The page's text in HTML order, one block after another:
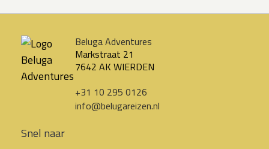
Beluga Adventures
Markstraat 21
7642 AK WIERDEN
+31 10 295 0126
info@belugareizen.nl
Snel naar